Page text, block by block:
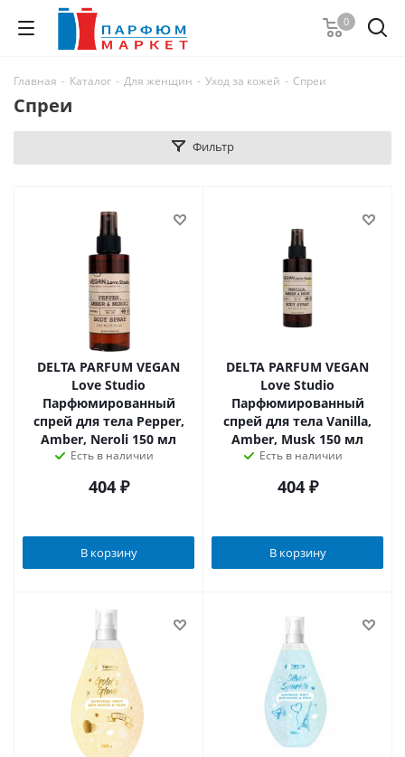
0
Главная - Каталог - Для женщин - Уход за кожей - Спреи
Спреи
Фильтр
DELTA PARFUM VEGAN
Love Studio
Парфюмированный
спрей для тела Pepper,
Amber, Neroli 150 мл
Есть в наличии
404₽
В корзину
DELTA PARFUM VEGAN
Love Studio
Парфюмированный
спрей для тела Vanilla,
Amber, Musk 150 мл
Есть в наличии
404₽
В корзину